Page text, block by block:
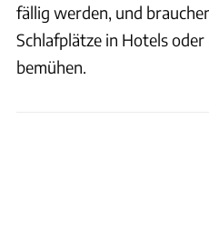
fällig werden, und
Schlafplätze in Hotels
bemühen.